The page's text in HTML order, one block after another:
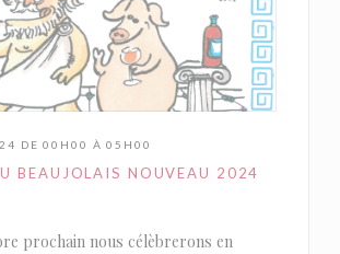
DE 00H00 À 05H00
BEAUJOLAIS NOUVEAU 2024
prochain nous célèbrerons en